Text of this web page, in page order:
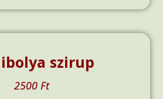
szirup
2500 Ft